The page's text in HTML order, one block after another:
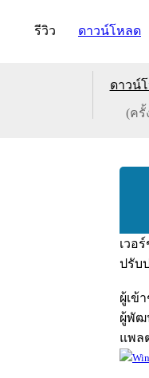
รีวิว ดาวน์โหลด
ดาวน์
(ครั้
เวอ
ปรับ
ผู้เข้
ผู้พัฒ
แพล